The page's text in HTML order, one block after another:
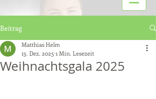
Beitrag
Weihnachtsgala 2025
Matthias Helm
13. Dez. 2025 1 Min. Lesezeit